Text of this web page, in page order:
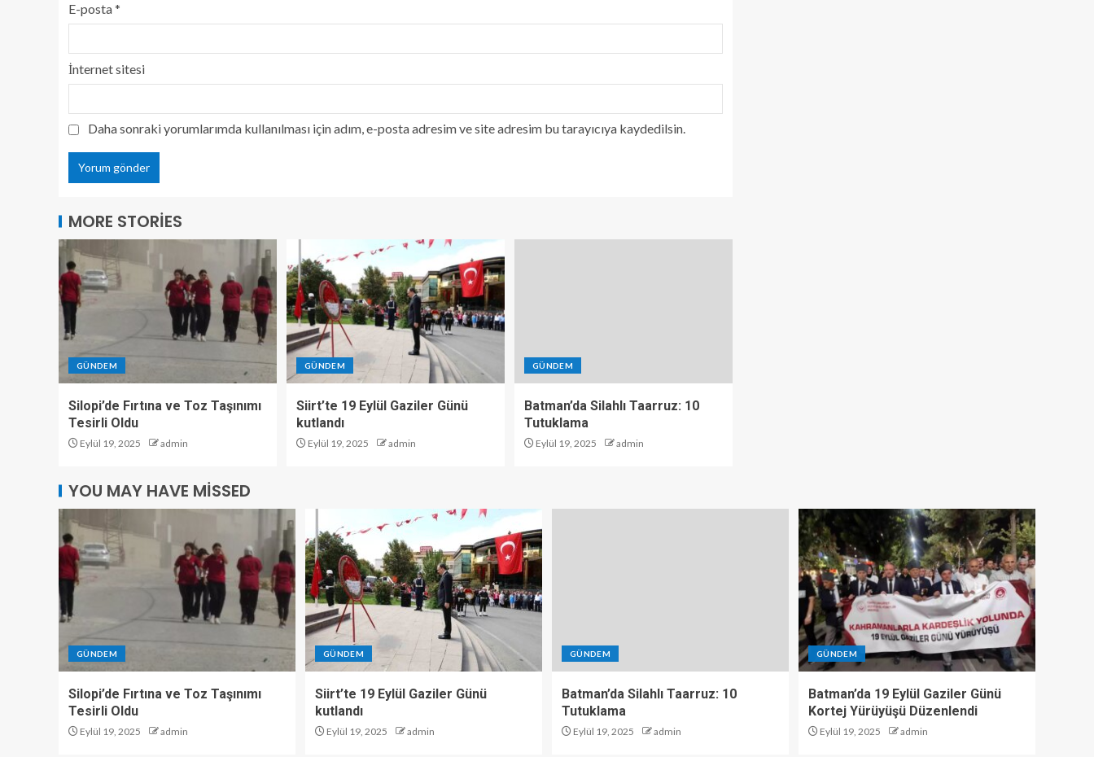
E-posta*
İnternet sitesi
Daha sonraki yorumlarımda kullanılması için adım, e-posta adresim ve site adresim bu tarayıcıya kaydedilsin.
MORE STORIES
GÜNDEM
Silopi’de Fırtına ve Toz Taşınımı
Tesirli Oldu
Eylül 19, 2025 admin
GÜNDEM
Siirt’te 19 Eylül Gaziler Günü
kutlandı
Eylül 19, 2025 admin
GÜNDEM
Batman’da Silahlı Taarruz: 10
Tutuklama
Eylül 19, 2025 admin
YOU MAY HAVE MISSED
GÜNDEM
Silopi’de Fırtına ve Toz Taşınımı
Tesirli Oldu
Eylül 19, 2025 admin
GÜNDEM
Siirt’te 19 Eylül Gaziler Günü
kutlandı
Eylül 19, 2025 admin
GÜNDEM
Batman’da Silahlı Taarruz: 10
Tutuklama
Eylül 19, 2025 admin
GÜNDEM
Batman’da 19 Eylül Gaziler Günü
Kortej Yürüyüşü Düzenlendi
Eylül 19, 2025 admin